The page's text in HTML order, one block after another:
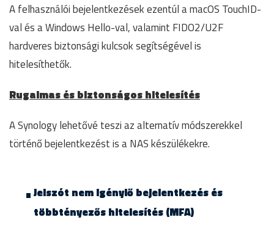
A felhasználói bejelentkezések ezentúl a macOS TouchID-
val és a Windows Hello-val, valamint FIDO2/U2F
hardveres biztonsági kulcsok segítségével is
hitelesíthetők.
Rugalmas és biztonságos hitelesítés
A Synology lehetővé teszi az alternatív módszerekkel
történő bejelentkezést is a NAS készülékekre.
Jelszót nem igénylő bejelentkezés és
többtényezős hitelesítés (MFA)